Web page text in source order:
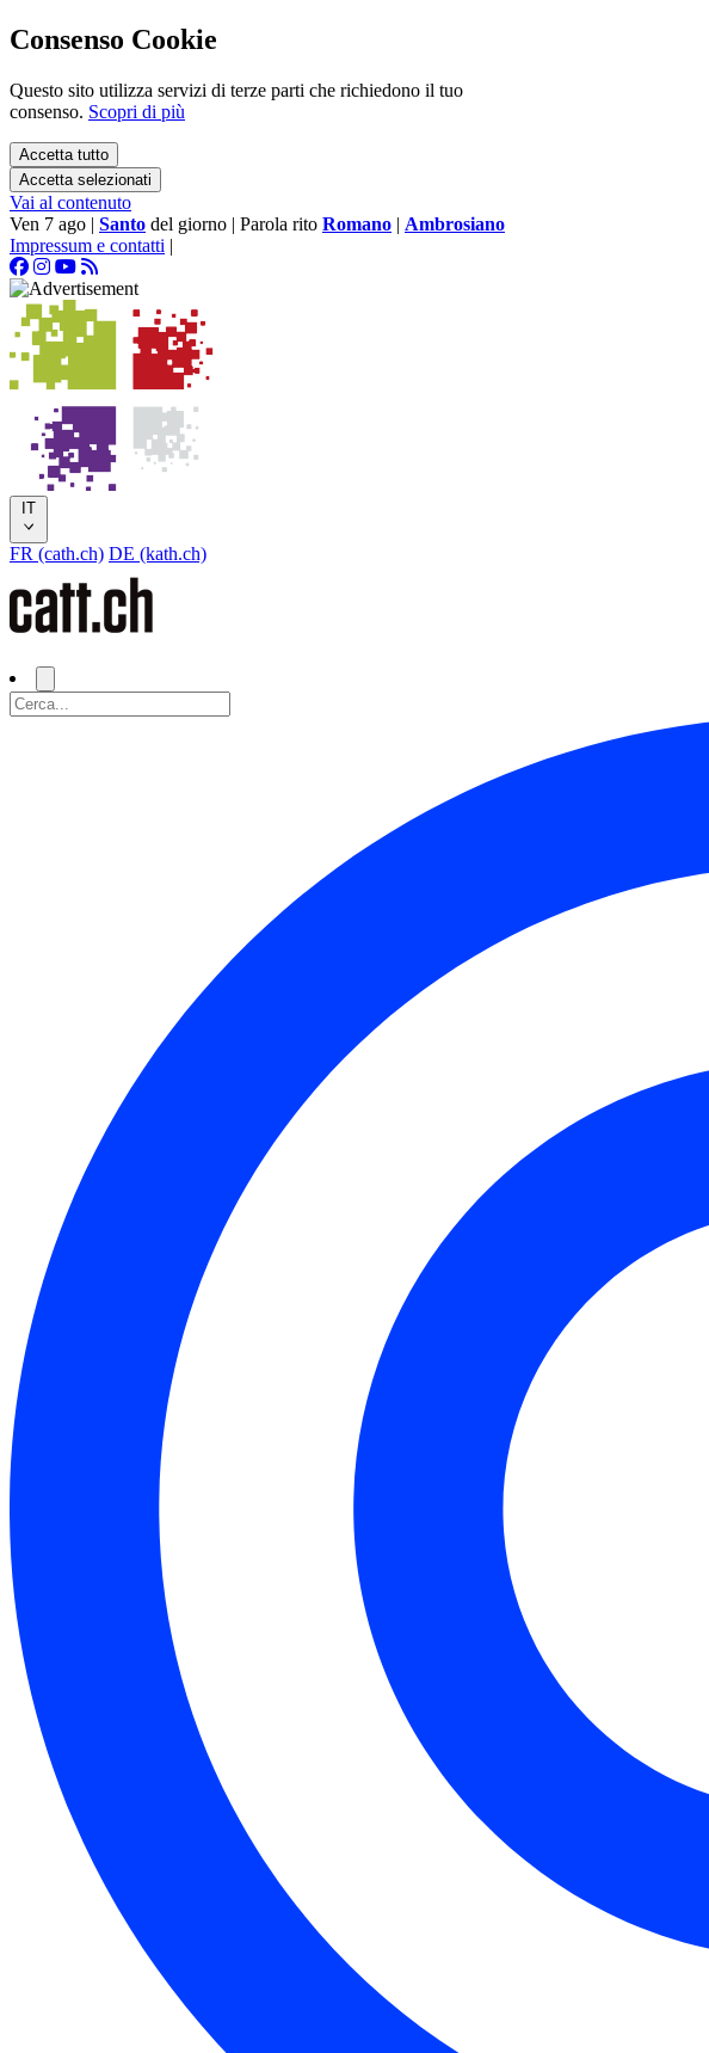
Consenso Cookie
Questo sito utilizza servizi di terze parti che richiedono il tuo
consenso. Scopri di più
Accetta tutto
Accetta selezionati
Vai al contenuto
Ven 7 ago | Santo del giorno | Parola rito Romano | Ambrosiano
Impressum e contatti |
IT
FR (cath.ch) DE (kath.ch)